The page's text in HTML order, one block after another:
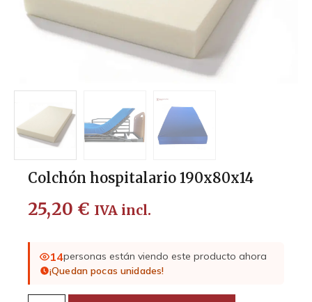
Colchón hospitalario 190x80x14
25,20 € IVA incl.
14personas están viendo este producto ahora
¡Quedan pocas unidades!